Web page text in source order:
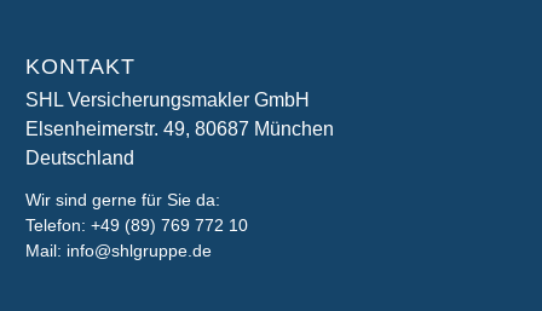
KONTAKT
SHL Versicherungsmakler GmbH
Elsenheimerstr. 49, 80687 München
Deutschland
Wir sind gerne für Sie da:
Telefon: +49 (89) 769 772 10
Mail: info@shlgruppe.de